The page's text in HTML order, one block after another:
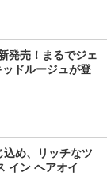
発売！まるでジェ
ドルージュが登
込め、リッチなツ
イン ヘアオイ